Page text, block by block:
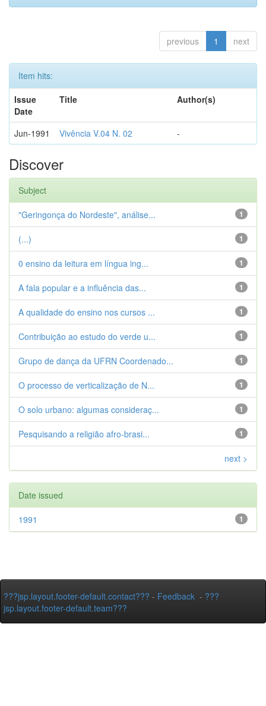
previous 1 next
Item hits:
Issue
Date
Title Author(s)
Jun-1991 Vivência V.04 N. 02 -
Discover
Subject
1
"Geringonça do Nordeste", análise...
1
(...)
1
0 ensino da leitura em língua ing...
1
A fala popular e a influência das...
1
A qualidade do ensino nos cursos ...
1
Contribuição ao estudo do verde u...
1
Grupo de dança da UFRN Coordenado...
1
O processo de verticalização de N...
1
O solo urbano: algumas consideraç...
1
Pesquisando a religião afro-brasi...
next >
Date issued
1
1991
???jsp.layout.footer-default.contact??? - Feedback - ???
jsp.layout.footer-default.team???